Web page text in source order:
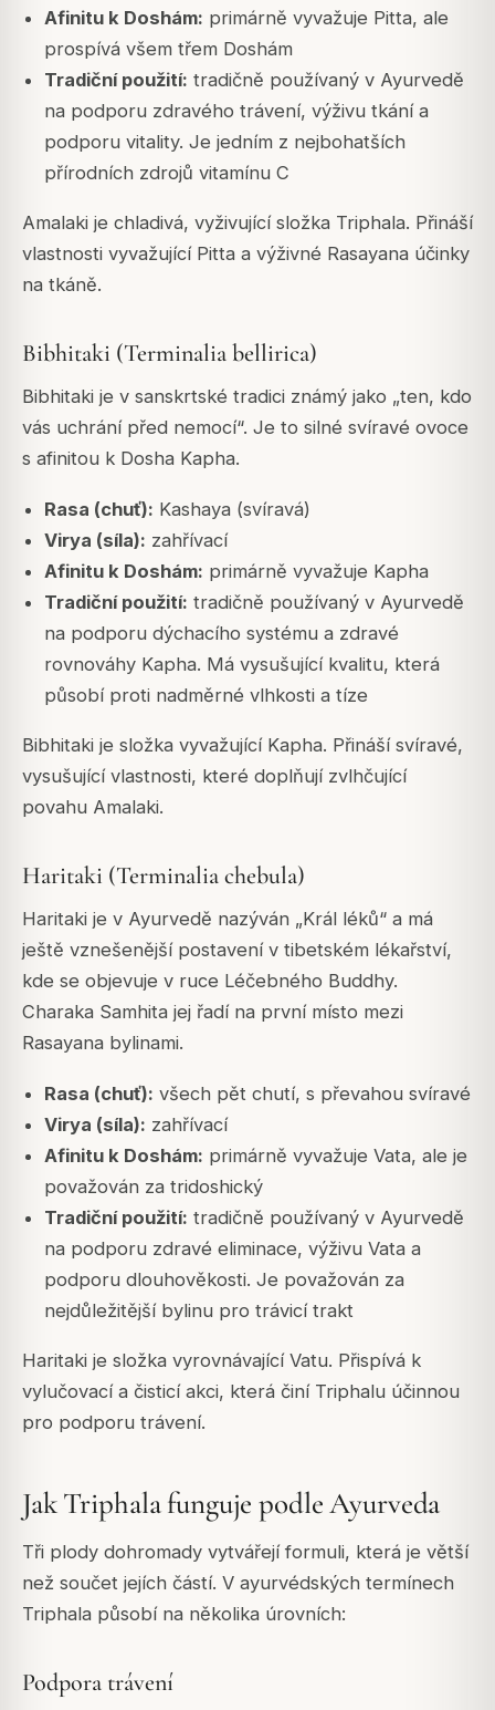
Afinitu k Doshám: primárně vyvažuje Pitta, ale
prospívá všem třem Doshám
Tradiční použití: tradičně používaný v Ayurvedě
na podporu zdravého trávení, výživu tkání a
podporu vitality. Je jedním z nejbohatších
přírodních zdrojů vitamínu C
Amalaki je chladivá, vyživující složka Triphala. Přináší
vlastnosti vyvažující Pitta a výživné Rasayana účinky
na tkáně.
Bibhitaki (Terminalia bellirica)
Bibhitaki je v sanskrtské tradici známý jako „ten, kdo
vás uchrání před nemocí“. Je to silné svíravé ovoce
s afinitou k Dosha Kapha.
Rasa (chuť): Kashaya (svíravá)
Virya (síla): zahřívací
Afinitu k Doshám: primárně vyvažuje Kapha
Tradiční použití: tradičně používaný v Ayurvedě
na podporu dýchacího systému a zdravé
rovnováhy Kapha. Má vysušující kvalitu, která
působí proti nadměrné vlhkosti a tíze
Bibhitaki je složka vyvažující Kapha. Přináší svíravé,
vysušující vlastnosti, které doplňují zvlhčující
povahu Amalaki.
Haritaki (Terminalia chebula)
Haritaki je v Ayurvedě nazýván „Král léků“ a má
ještě vznešenější postavení v tibetském lékařství,
kde se objevuje v ruce Léčebného Buddhy.
Charaka Samhita jej řadí na první místo mezi
Rasayana bylinami.
Rasa (chuť): všech pět chutí, s převahou svíravé
Virya (síla): zahřívací
Afinitu k Doshám: primárně vyvažuje Vata, ale je
považován za tridoshický
Tradiční použití: tradičně používaný v Ayurvedě
na podporu zdravé eliminace, výživu Vata a
podporu dlouhověkosti. Je považován za
nejdůležitější bylinu pro trávicí trakt
Haritaki je složka vyrovnávající Vatu. Přispívá k
vylučovací a čisticí akci, která činí Triphalu účinnou
pro podporu trávení.
Jak Triphala funguje podle Ayurveda
Tři plody dohromady vytvářejí formuli, která je větší
než součet jejích částí. V ayurvédských termínech
Triphala působí na několika úrovních:
Podpora trávení